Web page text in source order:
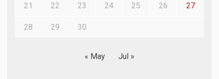
21 22 23 24 25 26 27
28 29 30
« May Jul »